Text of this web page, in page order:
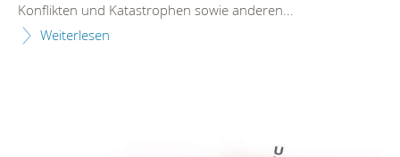
Konflikten und Katastrophen sowie anderen...
Weiterlesen